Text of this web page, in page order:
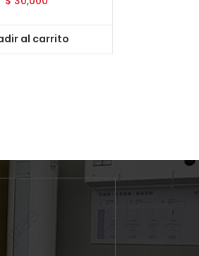
al carrito